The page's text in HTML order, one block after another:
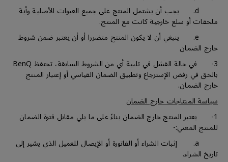
d. يجب أن يشتمل المنتج على جميع العبوات الأصلية وأية
ملحقات أو سلع خارجية كانت مع المنتج.
e. ينبغي أن لا يكون المنتج متضررا أو أن يعتبر ضمن شروط
خارج الضمان
3- في حالة الفشل في تلبية أي من الشروط السابقة، تحتفظ BenQ
بالحق في رفض الإسترجاع وتطبيق الضمان القياسي أو إعتبار المنتج
خارج الضمان.
سياسة المنتاجات خارج الضمان
1- يعتبر المنتج خارج الضمان بناءً على ما يلي مقابل فترة الضمان
للمنتج المعني:-
a. إثبات الشراء أو الفاتورة أو الإيصال للعميل الذي يشير إلى
تاريخ الشراء.